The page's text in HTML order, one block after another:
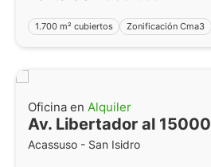
1.700 m² cubiertos Zonificación Cma3
Oficina en Alquiler
Av. Libertador al 15000
Acassuso - San Isidro